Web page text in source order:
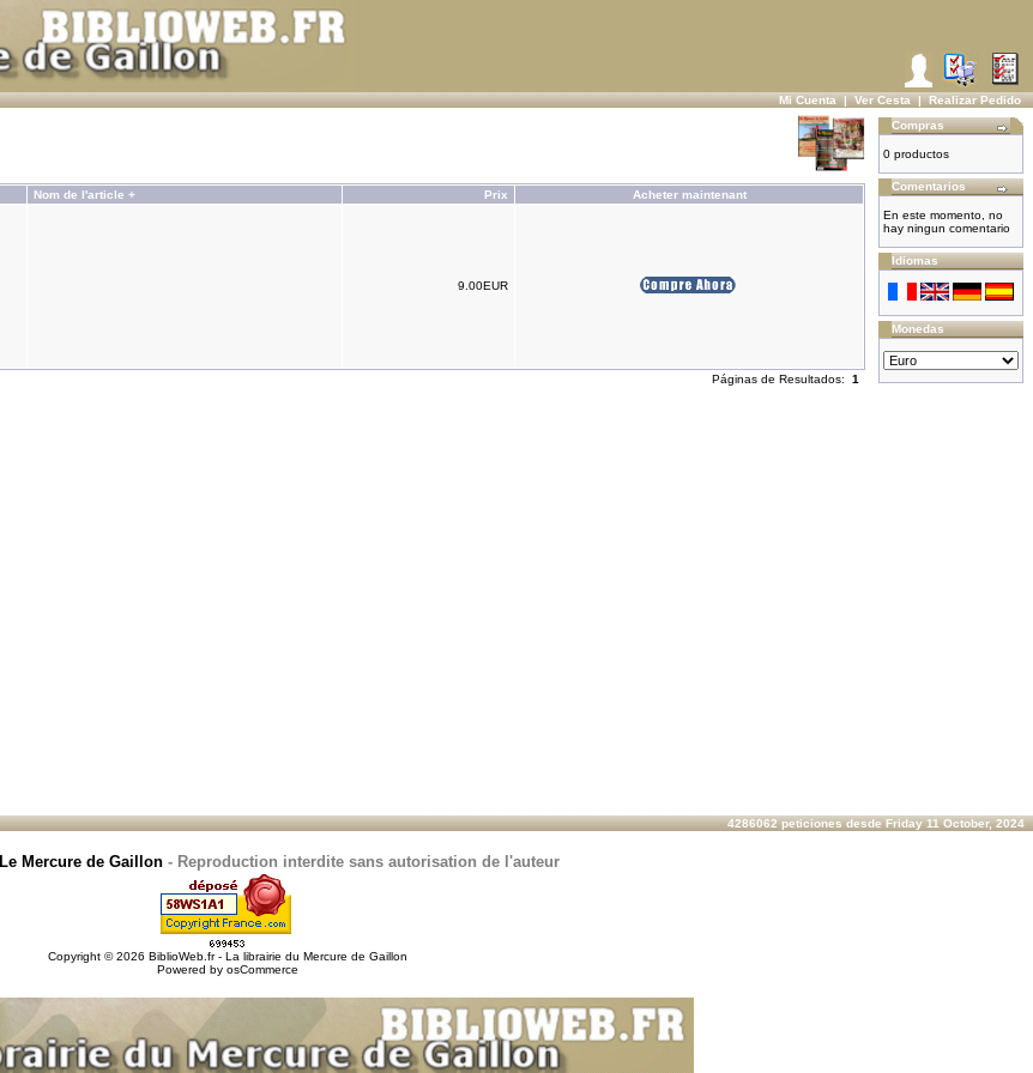
Mi Cuenta|Ver Cesta|Realizar Pedido
Nom de l'article + Prix Acheter maintenant
9.00EUR
Páginas de Resultados: 1
Compras
0 productos
Comentarios
En este momento, no
hay ningun comentario
Idiomas
Monedas
4286062 peticiones desde Friday 11 October, 2024
Le Mercure de Gaillon - Reproduction interdite sans autorisation de l'auteur
Copyright © 2026 BiblioWeb.fr - La librairie du Mercure de Gaillon
Powered by osCommerce